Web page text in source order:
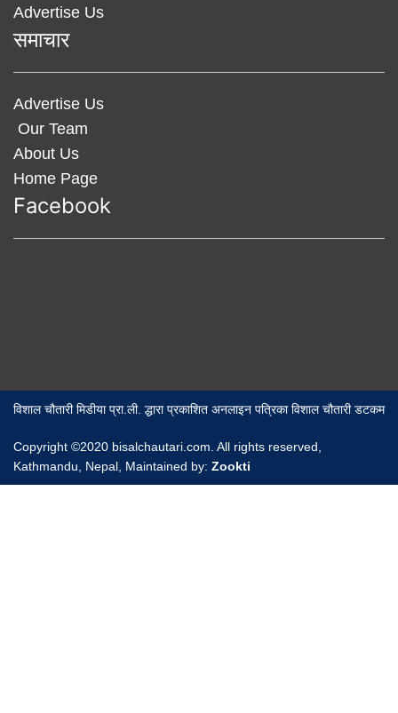
Advertise Us
समाचार
Advertise Us
Our Team
About Us
Home Page
Facebook
विशाल चौतारी मिडीया प्रा.ली. द्धारा प्रकाशित अनलाइन पत्रिका विशाल चौतारी डटकम
Copyright ©2020 bisalchautari.com. All rights reserved,
Kathmandu, Nepal, Maintained by: Zookti